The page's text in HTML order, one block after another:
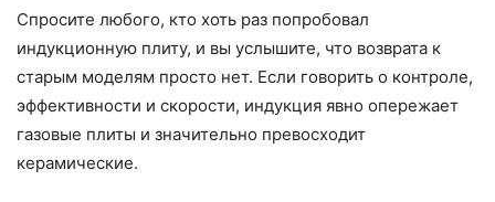
Спросите любого, кто хоть раз попробовал
индукционную плиту, и вы услышите, что возврата к
старым моделям просто нет. Если говорить о контроле,
эффективности и скорости, индукция явно опережает
газовые плиты и значительно превосходит
керамические.